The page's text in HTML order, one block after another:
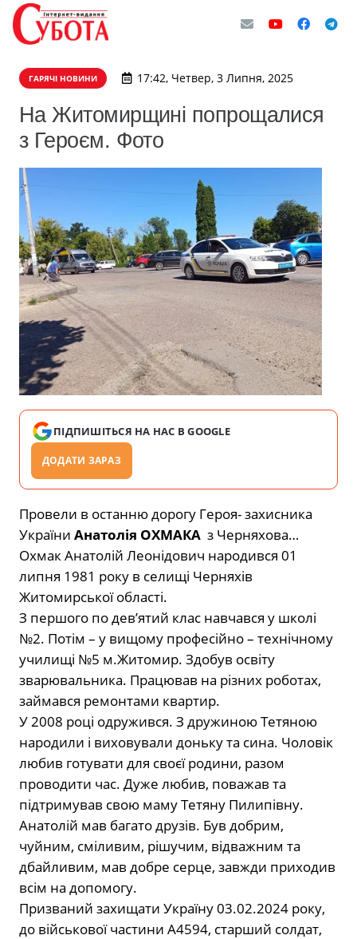
ГАРЯЧІ НОВИНИ 17:42, Четвер, 3 Липня, 2025
На Житомирщині попрощалися
з Героєм. Фото
ПІДПИШІТЬСЯ НА НАС В GOOGLE
ДОДАТИ ЗАРАЗ
Провели в останню дорогу Героя- захисника
України Анатолія ОХМАКА з Черняхова…
Охмак Анатолій Леонідович народився 01
липня 1981 року в селищі Черняхів
Житомирської області.
З першого по дев’ятий клас навчався у школі
№2. Потім – у вищому професійно – технічному
училищі №5 м.Житомир. Здобув освіту
зварювальника. Працював на різних роботах,
займався ремонтами квартир.
У 2008 році одружився. З дружиною Тетяною
народили і виховували доньку та сина. Чоловік
любив готувати для своєї родини, разом
проводити час. Дуже любив, поважав та
підтримував свою маму Тетяну Пилипівну.
Анатолій мав багато друзів. Був добрим,
чуйним, сміливим, рішучим, відважним та
дбайливим, мав добре серце, завжди приходив
всім на допомогу.
Призваний захищати Україну 03.02.2024 року,
до військової частини А4594, старший солдат,